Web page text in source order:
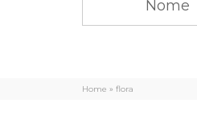
Home » flora